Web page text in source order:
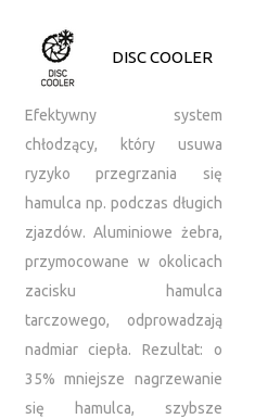
DISC COOLER
Efektywny system
chłodzący, który usuwa
ryzyko przegrzania się
hamulca np. podczas długich
zjazdów. Aluminiowe żebra,
przymocowane w okolicach
zacisku hamulca
tarczowego, odprowadzają
nadmiar ciepła. Rezultat: o
35% mniejsze nagrzewanie
się hamulca, szybsze